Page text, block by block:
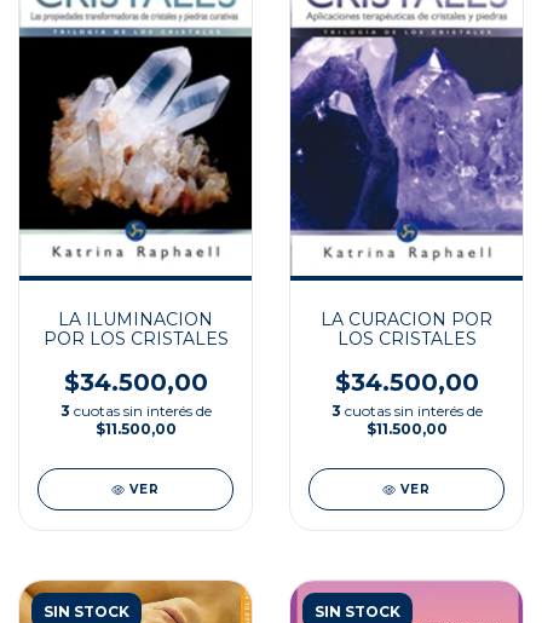
LA ILUMINACION
POR LOS CRISTALES
$34.500,00
3 cuotas sin interés de
$11.500,00
VER
LA CURACION POR
LOS CRISTALES
$34.500,00
3 cuotas sin interés de
$11.500,00
VER
SIN STOCK SIN STOCK